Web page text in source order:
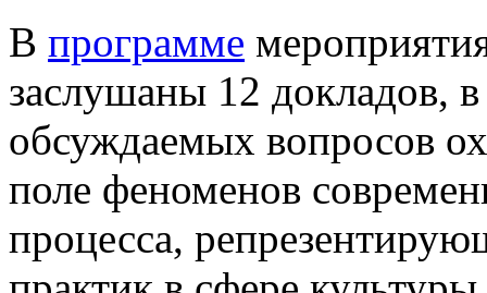
В программе
заслушаны 12 докладов,
обсуждаемых вопросов
поле феноменов
процесса,